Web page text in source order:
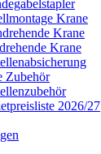
Krane
Krane
Krane
Zubehör
2026/27